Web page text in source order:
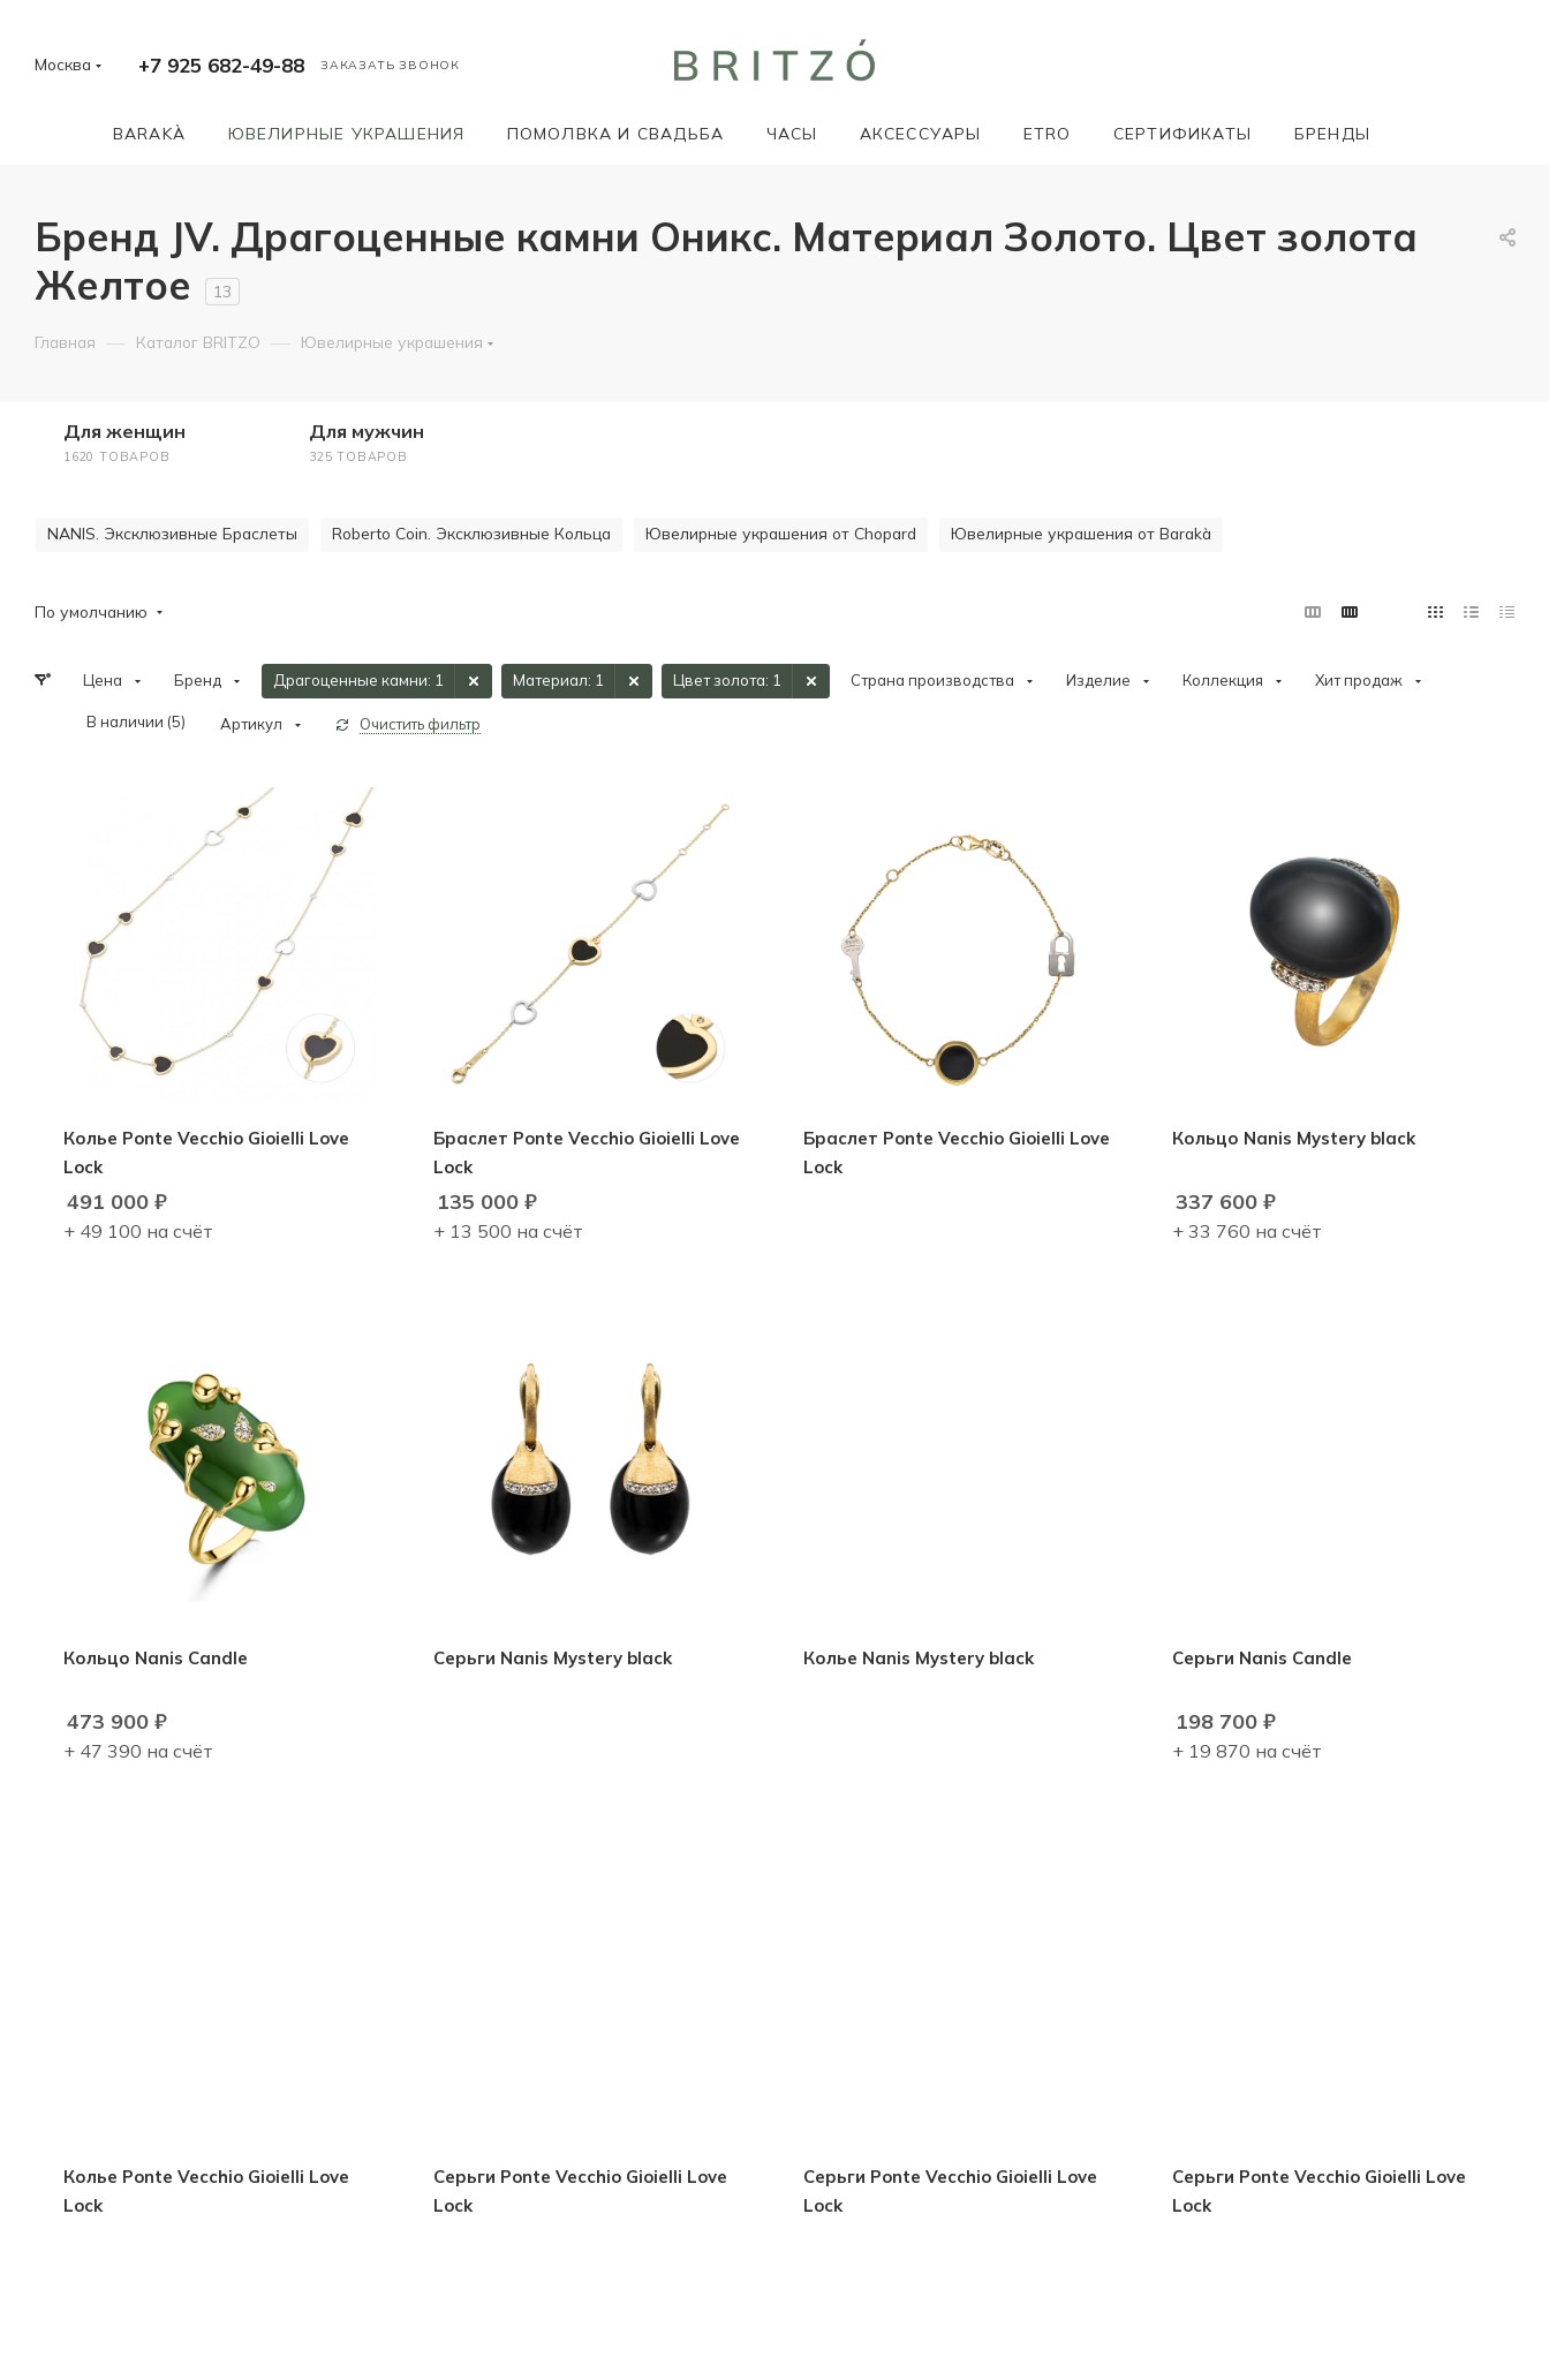
Москва +7 925 682-49-88 ЗАКАЗАТЬ ЗВОНОК
BARAKÀ ЮВЕЛИРНЫЕ УКРАШЕНИЯ ПОМОЛВКА И СВАДЬБА ЧАСЫ АКСЕССУАРЫ ETRO СЕРТИФИКАТЫ БРЕНДЫ
Бренд JV. Драгоценные камни Оникс. Материал Золото. Цвет золота
Желтое
13
Главная — Каталог BRITZO — Ювелирные украшения
Для женщин
1620 ТОВАРОВ
Для мужчин
325 ТОВАРОВ
NANIS. Эксклюзивные Браслеты Roberto Coin. Эксклюзивные Кольца Ювелирные украшения от Chopard Ювелирные украшения от Barakà
По умолчанию
Цена Бренд Драгоценные камни: 1 Материал: 1 Цвет золота: 1 Страна производства Изделие Коллекция Хит продаж
В наличии (5) Артикул Очистить фильтр
Колье Ponte Vecchio Gioielli Love
Lock
491 000 ₽
+ 49 100 на счёт
Браслет Ponte Vecchio Gioielli Love
Lock
135 000₽
+ 13 500 на счёт
Браслет Ponte Vecchio Gioielli Love
Lock
Кольцо Nanis Mystery black
337 600 ₽
+ 33 760 на счёт
Кольцо Nanis Candle
473 900 ₽
+ 47 390 на счёт
Серьги Nanis Mystery black Колье Nanis Mystery black Серьги Nanis Candle
198 700 ₽
+ 19 870 на счёт
Колье Ponte Vecchio Gioielli Love
Lock
Серьги Ponte Vecchio Gioielli Love
Lock
Серьги Ponte Vecchio Gioielli Love
Lock
Серьги Ponte Vecchio Gioielli Love
Lock